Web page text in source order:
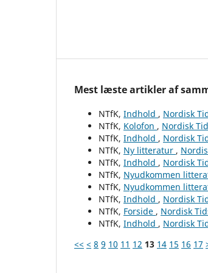
Mest læste artikler af
NTfK, Indhold , Nordisk
NTfK, Kolofon , Nordisk
NTfK, Indhold , Nordisk
NTfK, Ny litteratur ,
NTfK, Indhold , Nordisk
NTfK, Nyudkommen
NTfK, Nyudkommen
NTfK, Indhold , Nordisk
NTfK, Forside , Nordisk
NTfK, Indhold , Nordisk
<< < 8 9 10 11 12 13 14 15 16 17